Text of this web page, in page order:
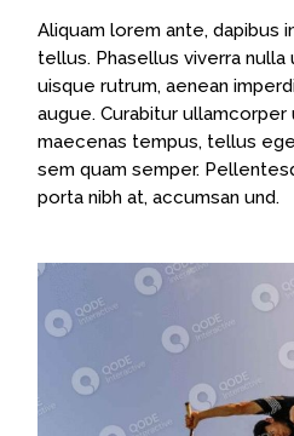
Aliquam lorem ante, dapibus
tellus. Phasellus viverra
uisque rutrum, aenean
augue. Curabitur
maecenas tempus, tellus
sem quam semper.
porta nibh at, accumsan und.